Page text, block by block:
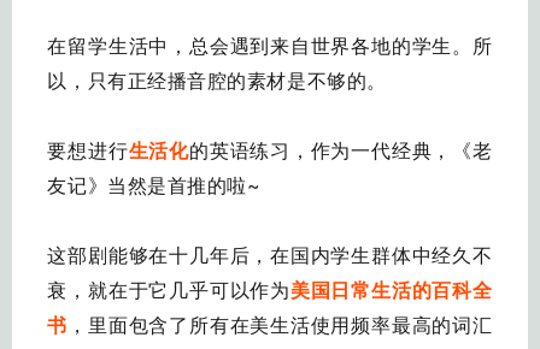
在留学生活中，总会遇到来自世界各地的学生。所
以，只有正经播音腔的素材是不够的。
要想进行生活化的英语练习， 作为一代经典，《老
友记》 当然是首推的啦~
这部剧能够在十几年后，在国内学生群体中经久不
衰，就在于它几乎可以作为美国日常生活的百科全
书 ，里面包含了所有在美生活使用频率最高的词汇